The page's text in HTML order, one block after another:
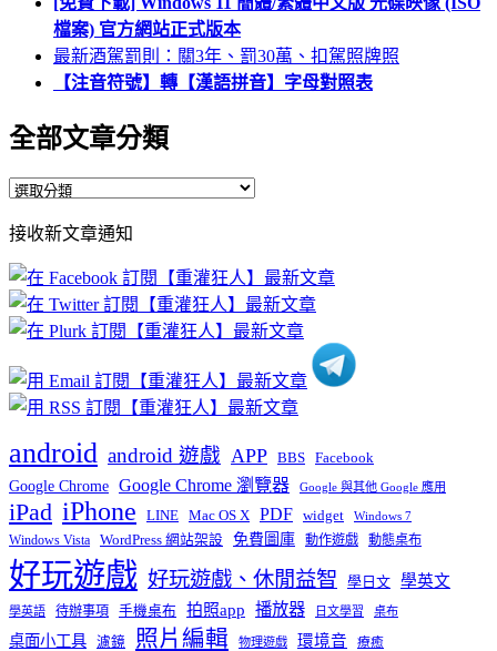
檔案) 官方網站正式版本
最新酒駕罰則：關3年、罰30萬、扣駕照牌照
【注音符號】轉【漢語拼音】字母對照表
全部文章分類
全
文
章
分
類
接收新文章通知
android android 遊戲 APP BBS Facebook
Google Chrome Google Chrome 瀏覽器 Google 與其他 Google 應用
iPad iPhone LINE Mac OS X PDF widget Windows 7
Windows Vista WordPress 網站架設 免費圖庫 動作遊戲 動態桌布
好玩遊戲 好玩遊戲、休閒益智 學日文 學英文
學英語 待辦事項 手機桌布 拍照app 播放器 日文學習 桌布
桌面小工具 濾鏡 照片編輯 物理遊戲 環境音 療癒